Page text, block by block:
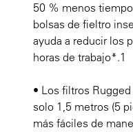
50 % menos
bolsas de fieltro
ayuda a reducir los
horas de trabajo*.1
• Los filtros
solo 1,5 metros (5
más fáciles de